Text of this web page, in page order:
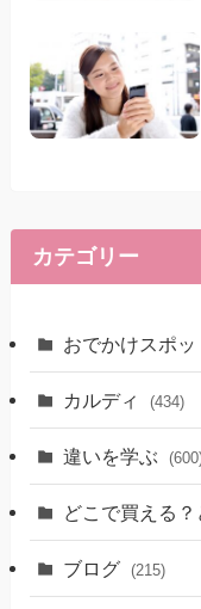
カテゴリー
おでかけスポッ
カルディ (434)
違いを学ぶ
どこで買える
ブログ (215)